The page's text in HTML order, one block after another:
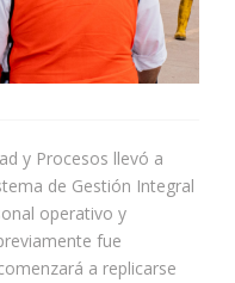
y Procesos llevó a
de Gestión Integral
operativo y
fue
a replicarse